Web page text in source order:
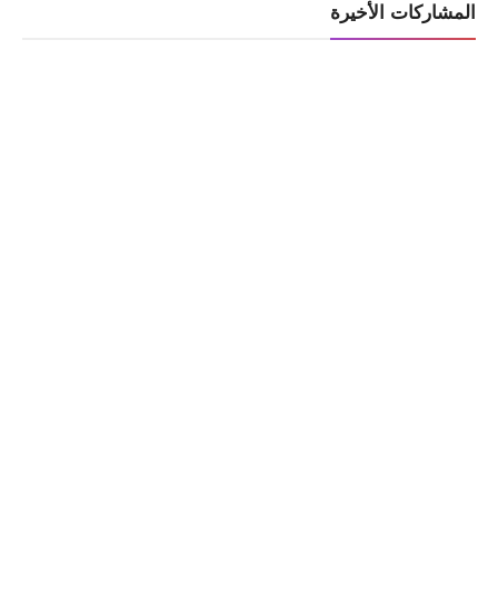
المشاركات الأخيرة